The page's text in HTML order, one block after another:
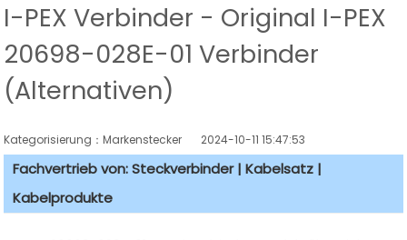
I-PEX Verbinder - Original I-PEX
20698-028E-01 Verbinder
(Alternativen)
Kategorisierung：Markenstecker 2024-10-11 15:47:53
Fachvertrieb von: Steckverbinder | Kabelsatz |
Kabelprodukte